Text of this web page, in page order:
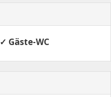
✓ Gäste-WC